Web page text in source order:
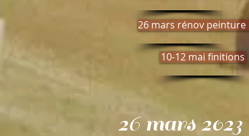
26 mars rénov
10-12 mai finitions
26 mars